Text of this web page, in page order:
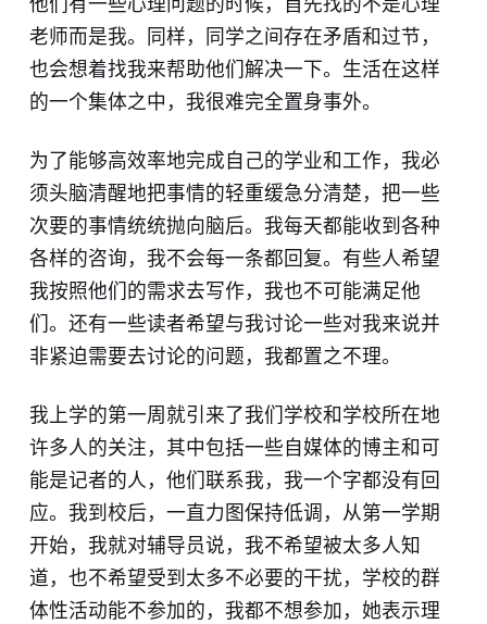
老师而是我。同样，同学之间存在矛盾和过节，
也会想着找我来帮助他们解决一下。生活在这样
的一个集体之中，我很难完全置身事外。
为了能够高效率地完成自己的学业和工作，我必
须头脑清醒地把事情的轻重缓急分清楚，把一些
次要的事情统统抛向脑后。我每天都能收到各种
各样的咨询，我不会每一条都回复。有些人希望
我按照他们的需求去写作，我也不可能满足他
们。还有一些读者希望与我讨论一些对我来说并
非紧迫需要去讨论的问题，我都置之不理。
我上学的第一周就引来了我们学校和学校所在地
许多人的关注，其中包括一些自媒体的博主和可
能是记者的人，他们联系我，我一个字都没有回
应。我到校后，一直力图保持低调，从第一学期
开始，我就对辅导员说，我不希望被太多人知
道，也不希望受到太多不必要的干扰，学校的群
体性活动能不参加的，我都不想参加，她表示理